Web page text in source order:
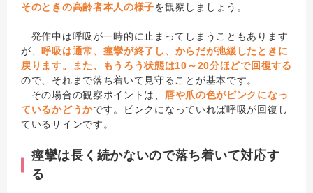
そのときの高齢者本人の様子を観察しましょう。
発作中は呼吸が一時的に止まってしまうこともあります
が、 呼吸は通常、痙攣が終了し、からだが弛緩したときに
戻ります。また、もうろう状態は10～20分ほどで回復する
ので、それまで落ち着いて見守ることが基本です。
その場合の観察ポイントは、 唇や爪の色がピンクになっ
ているかどうかです。ピンクになっていれば呼吸が回復し
ているサインです。
痙攣は長く続かないので落ち着いて対応す
る